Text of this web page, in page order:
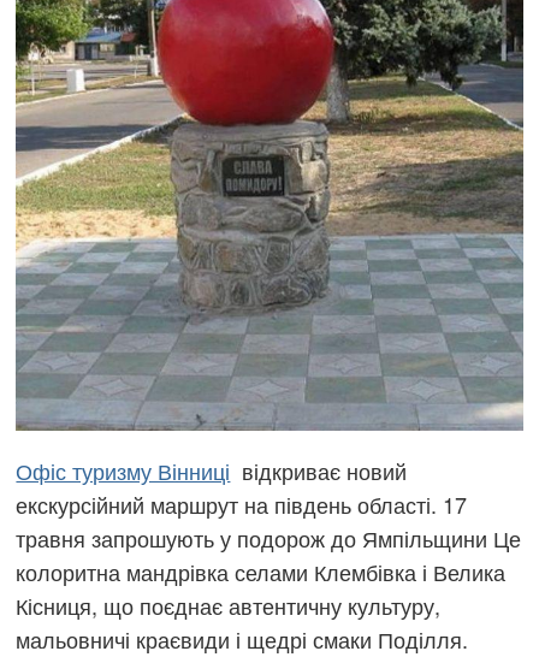
Офіс туризму Вінниці відкриває новий
екскурсійний маршрут на південь області. 17
травня запрошують у подорож до Ямпільщини Це
колоритна мандрівка селами Клембівка і Велика
Кісниця, що поєднає автентичну культуру,
мальовничі краєвиди і щедрі смаки Поділля.